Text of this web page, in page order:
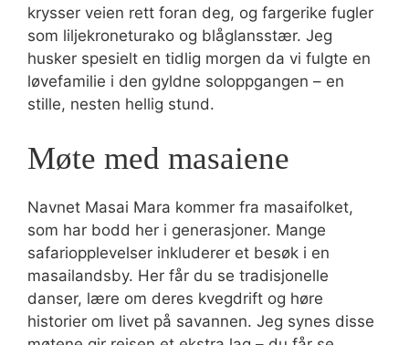
krysser veien rett foran deg, og fargerike fugler
som liljekroneturako og blåglansstær. Jeg
husker spesielt en tidlig morgen da vi fulgte en
løvefamilie i den gyldne soloppgangen – en
stille, nesten hellig stund.
Møte med masaiene
Navnet Masai Mara kommer fra masaifolket,
som har bodd her i generasjoner. Mange
safariopplevelser inkluderer et besøk i en
masailandsby. Her får du se tradisjonelle
danser, lære om deres kvegdrift og høre
historier om livet på savannen. Jeg synes disse